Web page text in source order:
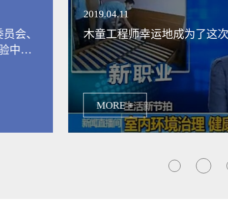
会、
中
领健康新生活
2019.04.11
木童工程师幸运地成为了这
MORE +